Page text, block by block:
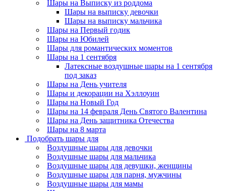
Шары на Выписку из роддома
Шары на выписку девочки
Шары на выписку мальчика
Шары на Первый годик
Шары на Юбилей
Шары для романтических моментов
Шары на 1 сентября
Латексные воздушные шары на 1 сентября
под заказ
Шары на День учителя
Шары и декорации на Хэллоуин
Шары на Новый Год
Шары на 14 февраля День Святого Валентина
Шары на День защитника Отечества
Шары на 8 марта
Подобрать шары для
Воздушные шары для девочки
Воздушные шары для мальчика
Воздушные шары для девушки, женщины
Воздушные шары для парня, мужчины
Воздушные шары для мамы